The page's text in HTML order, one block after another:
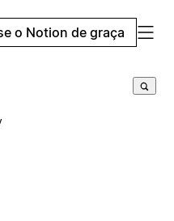
o Notion de graça